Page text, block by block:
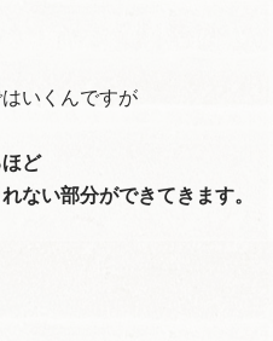
いくんですが
ど
ない部分ができてきます。